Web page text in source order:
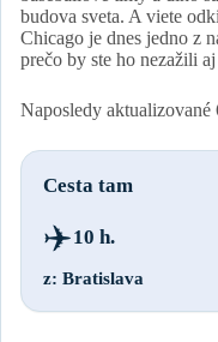
budova sveta. A viete
Chicago je dnes jedno z
prečo by ste ho nezažili
Naposledy aktualizované
Cesta tam
✈️10 h.
z: Bratislava